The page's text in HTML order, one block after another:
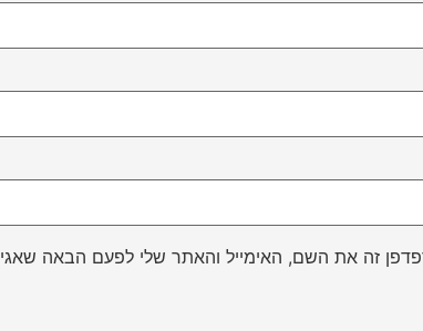
זה את השם, האימייל והאתר שלי לפעם הבאה